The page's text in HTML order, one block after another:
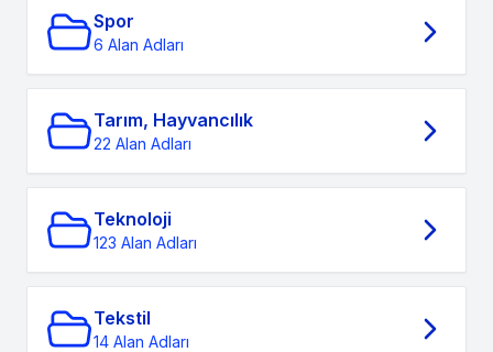
Spor
6 Alan Adları
Tarım, Hayvancılık
22 Alan Adları
Teknoloji
123 Alan Adları
Tekstil
14 Alan Adları